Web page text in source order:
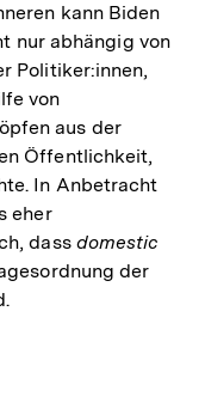
kann Biden
nur abhängig von
Politiker:innen,
von
aus der
Öffentlichkeit,
In Anbetracht
eher
dass domestic
der